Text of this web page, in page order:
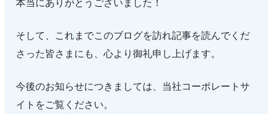
本当にありがとうございました！
そして、これまでこのブログを訪れ記事を読んでくだ
さった皆さまにも、心より御礼申し上げます。
今後のお知らせにつきましては、当社コーポレートサ
イトをご覧ください。